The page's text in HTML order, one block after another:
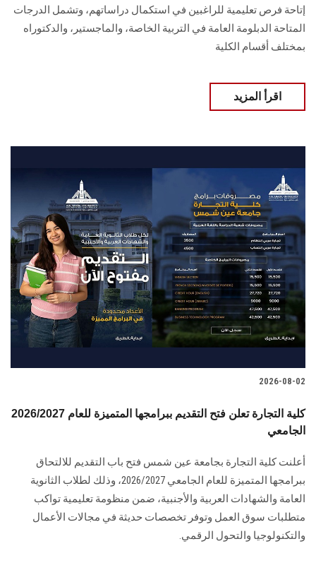
إتاحة فرص تعليمية للراغبين في استكمال دراساتهم، وتشمل الدرجات
المتاحة الدبلومة العامة في التربية الخاصة، والماجستير، والدكتوراه
بمختلف أقسام الكلية
اقرأ المزيد
2026-08-02
2026/2027 كلية التجارة تعلن فتح التقديم ببرامجها المتميزة للعام
الجامعي
أعلنت كلية التجارة بجامعة عين شمس فتح باب التقديم للالتحاق
ببرامجها المتميزة للعام الجامعي 2026/2027، وذلك لطلاب الثانوية
العامة والشهادات العربية والأجنبية، ضمن منظومة تعليمية تواكب
متطلبات سوق العمل وتوفر تخصصات حديثة في مجالات الأعمال
والتكنولوجيا والتحول الرقمي.